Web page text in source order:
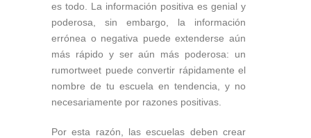
es todo. La información positiva es genial y
poderosa, sin embargo, la información
errónea o negativa puede extenderse aún
más rápido y ser aún más poderosa: un
rumortweet puede convertir rápidamente el
nombre de tu escuela en tendencia, y no
necesariamente por razones positivas.
Por esta razón, las escuelas deben crear